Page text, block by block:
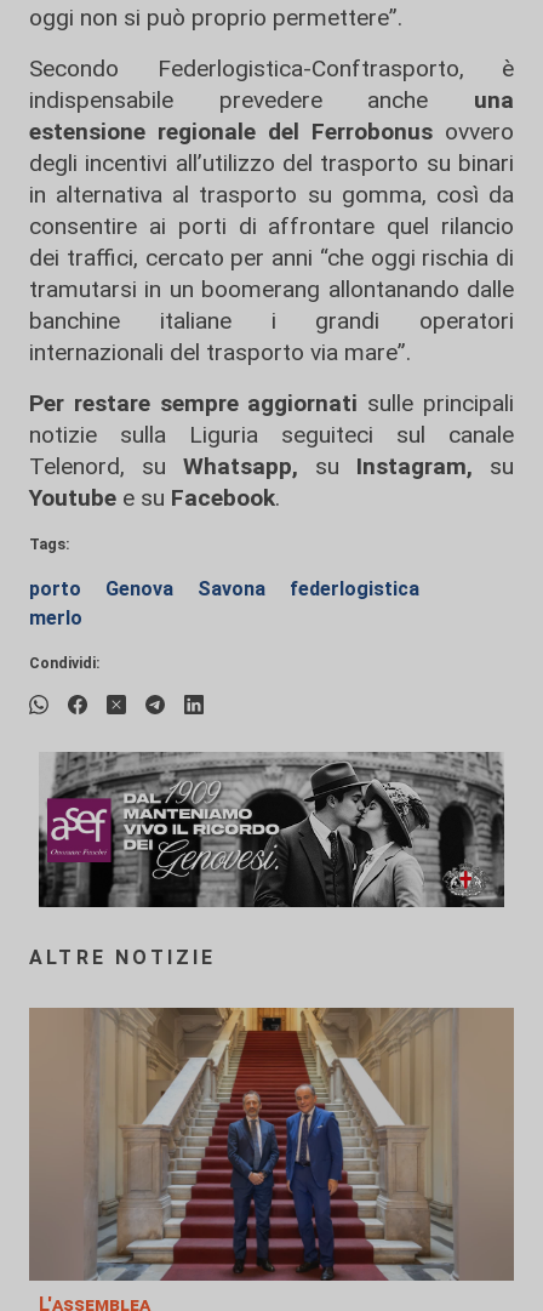
oggi non si può proprio permettere”.
Secondo Federlogistica-Conftrasporto, è
indispensabile prevedere anche una
estensione regionale del Ferrobonus ovvero
degli incentivi all’utilizzo del trasporto su binari
in alternativa al trasporto su gomma, così da
consentire ai porti di affrontare quel rilancio
dei traffici, cercato per anni “che oggi rischia di
tramutarsi in un boomerang allontanando dalle
banchine italiane i grandi operatori
internazionali del trasporto via mare”.
Per restare sempre aggiornati sulle principali
notizie sulla Liguria seguiteci sul canale
Telenord, su
Whatsapp, su Instagram, su
Youtube e su Facebook.
Tags:
porto Genova Savona
federlogistica
merlo
Condividi:
ALTRE NOTIZIE
L'assemblea